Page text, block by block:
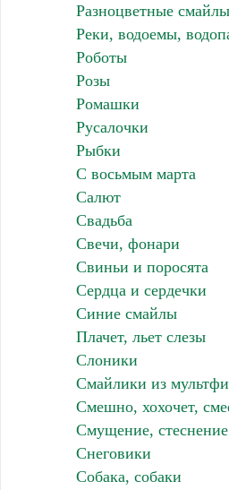
Разноцветные
Реки, водоемы,
Роботы
Розы
Ромашки
Русалочки
Рыбки
С восьмым марта
Салют
Свадьба
Свечи, фонари
Свиньи и поросята
Сердца и сердечки
Синие смайлы
Плачет, льет слезы
Слоники
Смайлики из
Смешно, хохочет,
Смущение, стеснение
Снеговики
Собака, собаки